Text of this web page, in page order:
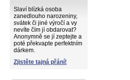
Slaví blízká osoba
zanedlouho narozeniny,
svátek či jiné výročí a vy
nevíte čím jí obdarovat?
Anonymně se jí zeptejte a
poté překvapte perfektním
dárkem.
Zjistěte tajná přání!